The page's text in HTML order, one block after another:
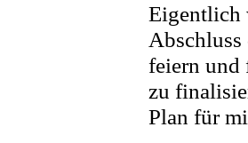
Eigentlich
Abschluss
feiern und
zu
Plan für